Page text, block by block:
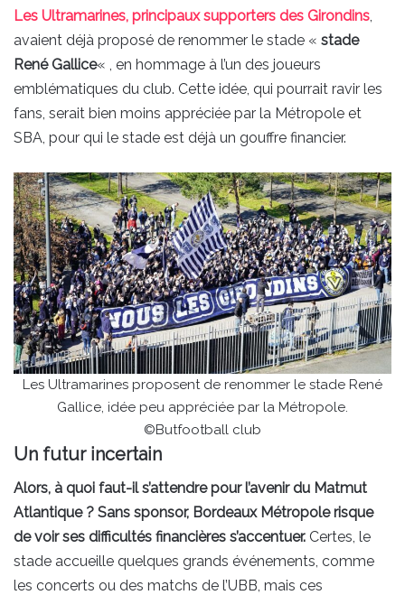
Les Ultramarines, principaux supporters des Girondins,
avaient déjà proposé de renommer le stade « stade
René Gallice« , en hommage à l’un des joueurs
emblématiques du club. Cette idée, qui pourrait ravir les
fans, serait bien moins appréciée par la Métropole et
SBA, pour qui le stade est déjà un gouffre financier.
Les Ultramarines proposent de renommer le stade René
Gallice, idée peu appréciée par la Métropole.
©Butfootball club
Un futur incertain
Alors, à quoi faut-il s’attendre pour l’avenir du Matmut
Atlantique ? Sans sponsor, Bordeaux Métropole risque
de voir ses difficultés financières s’accentuer. Certes, le
stade accueille quelques grands événements, comme
les concerts ou des matchs de l’UBB, mais ces